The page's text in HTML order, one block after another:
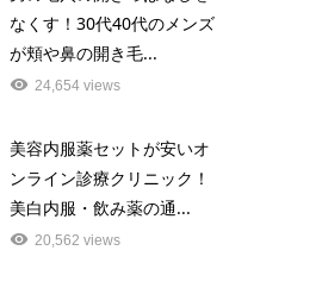
なくす！30代40代のメンズ
が頬や鼻の開き毛...
24,654 views
美容内服薬セットが安いオ
ンライン診療クリニック！
美白内服・飲み薬の通...
20,562 views